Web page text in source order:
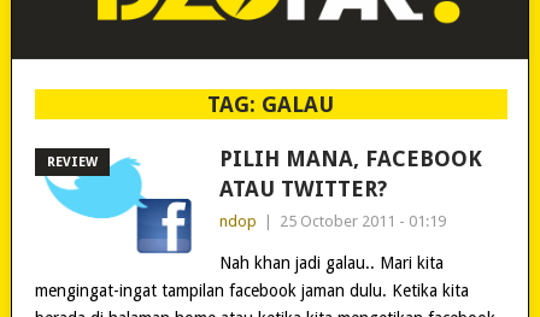
TAG: GALAU
REVIEW
PILIH MANA, FACEBOOK
ATAU TWITTER?
ndop 25 October 2011 - 01:19
Nah khan jadi galau.. Mari kita
mengingat-ingat tampilan facebook jaman dulu. Ketika kita